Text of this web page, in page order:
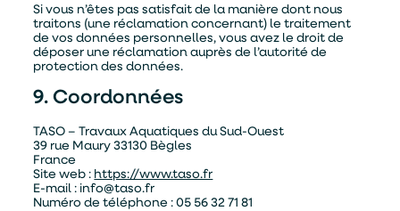
Si vous n’êtes pas satisfait de la manière dont nous
traitons (une réclamation concernant) le traitement
de vos données personnelles, vous avez le droit de
déposer une réclamation auprès de l’autorité de
protection des données.
9. Coordonnées
TASO – Travaux Aquatiques du Sud-Ouest
39 rue Maury 33130 Bègles
France
Site web : https://www.taso.fr
E-mail : info@taso.fr
Numéro de téléphone : 05 56 32 71 81